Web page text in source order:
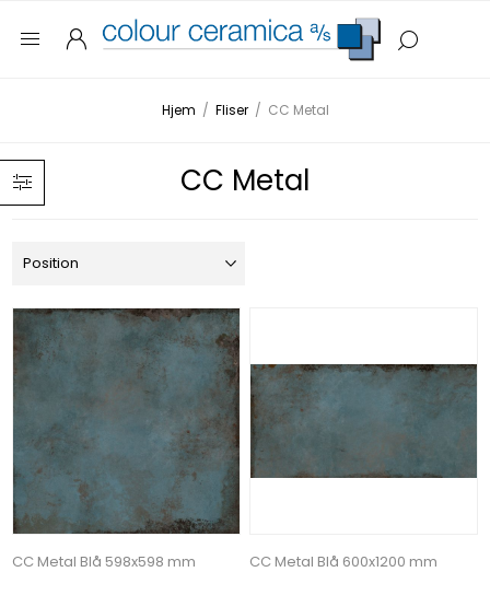
Hjem / Fliser / CC Metal
CC Metal
CC Metal Blå 598x598 mm CC Metal Blå 600x1200 mm